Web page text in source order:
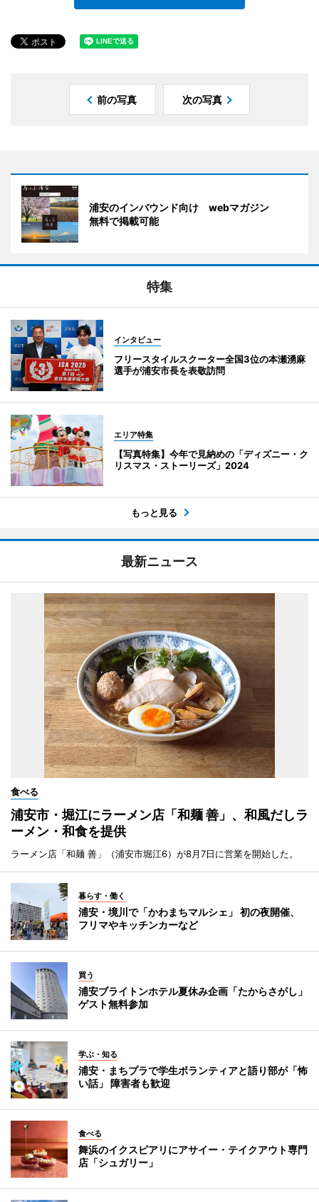
前の写真 次の写真
浦安のインバウンド向け webマガジン
無料で掲載可能
特集
インタビュー
フリースタイルスクーター全国3位の本瀬湧麻
選手が浦安市長を表敬訪問
エリア特集
【写真特集】今年で見納めの「ディズニー・ク
リスマス・ストーリーズ」2024
もっと見る
最新ニュース
食べる
浦安市・堀江にラーメン店「和麺 善」、和風だしラ
ーメン・和食を提供
ラーメン店「和麺 善」（浦安市堀江6）が8月7日に営業を開始した。
暮らす・働く
浦安・境川で「かわまちマルシェ」 初の夜開催、
フリマやキッチンカーなど
買う
浦安ブライトンホテル夏休み企画「たからさがし」
ゲスト無料参加
学ぶ・知る
浦安・まちプラで学生ボランティアと語り部が「怖
い話」 障害者も歓迎
食べる
舞浜のイクスピアリにアサイー・テイクアウト専門
店「シュガリー」